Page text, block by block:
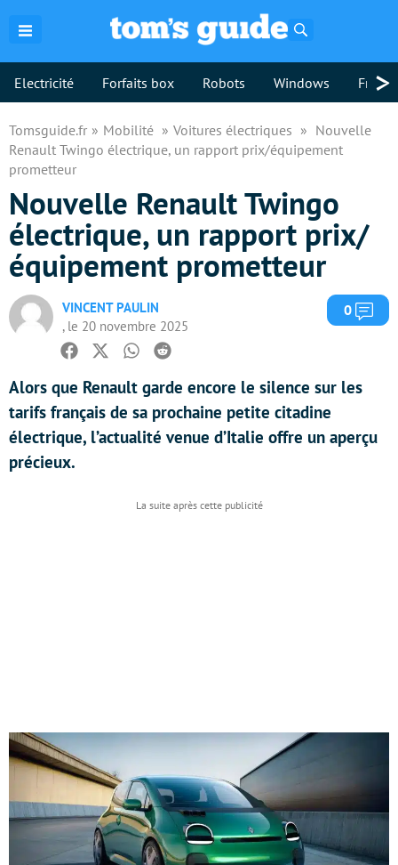
Electricité Forfaits box Robots Windows >
Tomsguide.fr Mobilité Voitures électriques
Nouvelle
Renault Twingo électrique, un rapport prix/équipement
prometteur
Nouvelle Renault Twingo
électrique, un rapport prix/
équipement prometteur
VINCENT PAULIN
, le 20 novembre 2025
0
Facebook
TwitterWhatsapp
Reddit
Alors que Renault garde encore le silence sur les
tarifs français de sa prochaine petite citadine
électrique, l’actualité venue d’Italie offre un aperçu
précieux.